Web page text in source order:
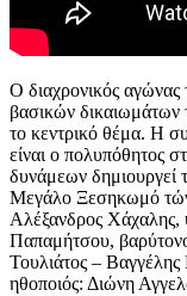
Ο διαχρονικός
βασικών δικαιωμάτων
το κεντρικό θέμα. Η
είναι ο πολυπόθητος
δυνάμεων δημιουργεί
Μεγάλο Ξεσηκωμό
Αλέξανδρος Χάχαλης,
Παπαμήτσου,
Τουλιάτος –
ηθοποιός: Διώνη